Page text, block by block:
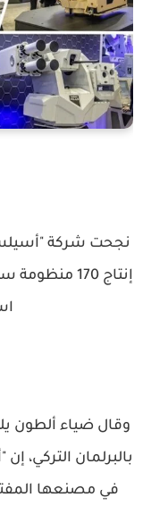
نجحت شركة
إنتاج 170
وقال ضياء ألطون
بالبرلمان التركي،
في مصنعها